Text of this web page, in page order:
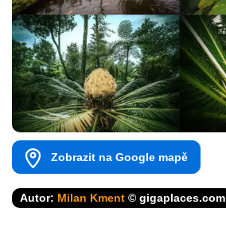
Zobrazit na Google mapě
Autor: Milan Kment © gigaplaces.com